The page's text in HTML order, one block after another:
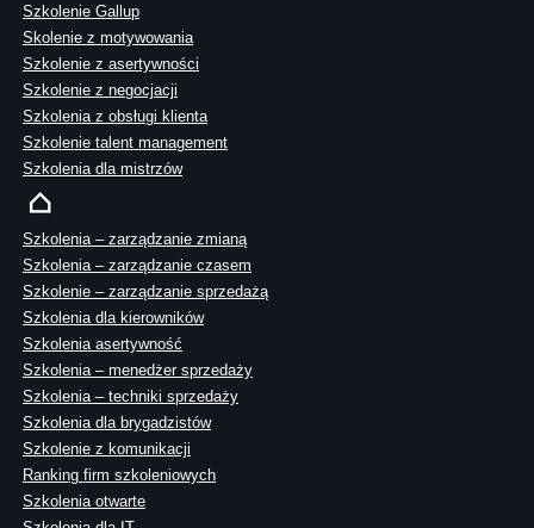
Szkolenie Gallup
Skolenie z motywowania
Szkolenie z asertywności
Szkolenie z negocjacji
Szkolenia z obsługi klienta
Szkolenie talent management
Szkolenia dla mistrzów
Szkolenia – zarządzanie zmianą
Szkolenia – zarządzanie czasem
Szkolenie – zarządzanie sprzedażą
Szkolenia dla kierowników
Szkolenia asertywność
Szkolenia – menedżer sprzedaży
Szkolenia – techniki sprzedaży
Szkolenia dla brygadzistów
Szkolenie z komunikacji
Ranking firm szkoleniowych
Szkolenia otwarte